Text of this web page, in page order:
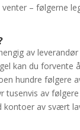
– følgerne
av
kan du forvente
hundre følgere
tusenvis av
kontoer av svært